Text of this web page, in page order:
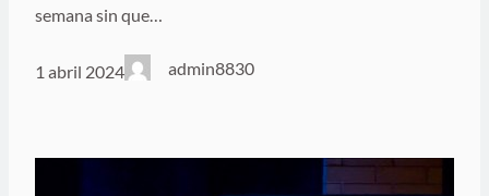
semana sin que…
1 abril 2024 admin8830